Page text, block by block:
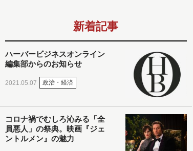
新着記事
ハーバービジネスオンライン
編集部からのお知らせ
2021.05.07 政治・経済
コロナ禍でむしろ沁みる「全
員悪人」の祭典。映画『ジェ
ントルメン』の魅力